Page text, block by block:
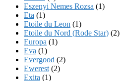
Eszenyi Nemes Rozsa (1)
Eta (1)
Etoile du Leon (1)
Etoile du Nord (Rode Star) (2)
Europa (1)
Eva (1)
Evergood (2)
Ewerest (2)
Exita (1)